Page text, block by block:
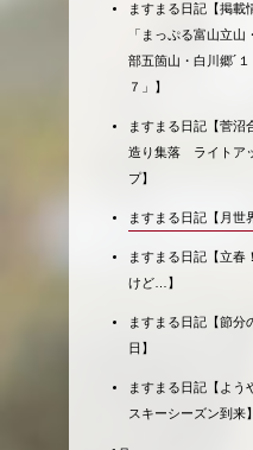
ますまる日記【掲載
「まっぷる富山立山
部五箇山・白川郷´１
７」】
ますまる日記【菅沼
造り集落 ライトア
プ】
ますまる日記【月世
ますまる日記【立春
けど…】
ますまる日記【節分
日】
ますまる日記【よう
スキーシーズン到来】